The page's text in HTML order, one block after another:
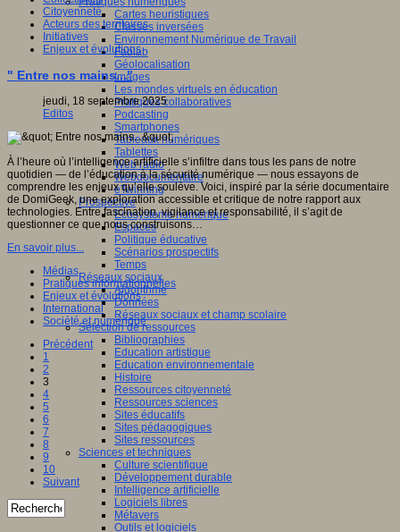
Cartes heuristiques
Classes inversées
Environnement Numérique de Travail
Fablab
Géolocalisation
Images
Les mondes virtuels en éducation
Pratiques collaboratives
Podcasting
Smartphones
Tableaux numériques
Tablettes
Web radio
Webdocumentaire
eTwinning
Prospective
Ecosystème numérique
Espaces
Politique éducative
Scénarios prospectifs
Temps
Réseaux sociaux
Algorithme
Données
Réseaux sociaux et champ scolaire
Sélection de ressources
Bibliographies
Education artistique
Education environnementale
Histoire
Ressources citoyenneté
Ressources sciences
Sites éducatifs
Sites pédagogiques
Sites ressources
Sciences et techniques
Culture scientifique
Développement durable
Intelligence artificielle
Logiciels libres
Métavers
Outils et logiciels
Citoyenneté
Acteurs des territoires
Initiatives
Enjeux et évolutions
" Entre nos mains..."
jeudi, 18 septembre 2025
Editos
À l’heure où l’intelligence artificielle s’infiltre dans tous les pans de notre
quotidien — de l’éducation à la sécurité numérique — nous essayons de
comprendre les enjeux qu’elle soulève. Voici, inspiré par la série documentaire
de DomiGeek, une exploration accessible et critique de notre rapport aux
technologies. Entre fascination, vigilance et responsabilité, il s’agit de
questionner ce que nous construisons…
En savoir plus...
Médias
Pratiques informationnelles
Enjeux et évolutions
International
Société et numérique
Précédent
1
2
3
4
5
6
7
8
9
10
Suivant